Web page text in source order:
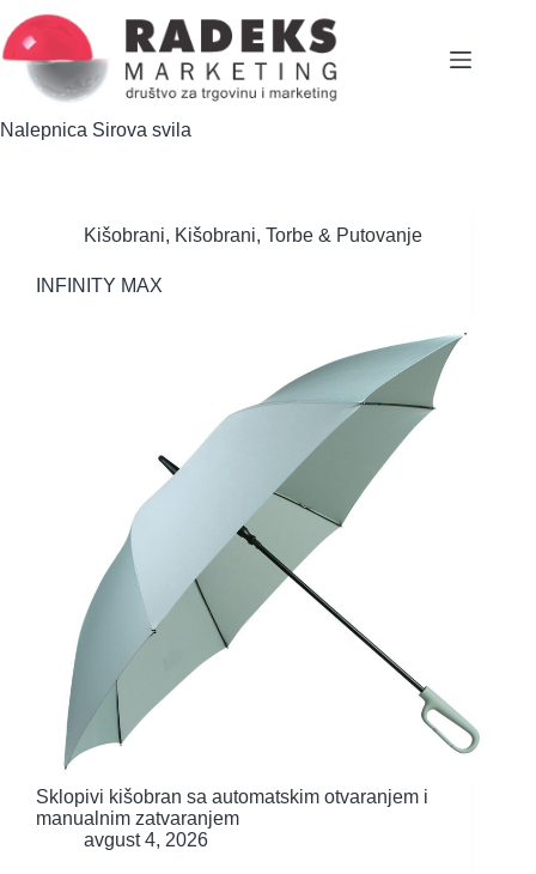
to
content
Nalepnica Sirova svila
Kišobrani, Kišobrani, Torbe & Putovanje
INFINITY MAX
Sklopivi kišobran sa automatskim otvaranjem i
manualnim zatvaranjem
avgust 4, 2026